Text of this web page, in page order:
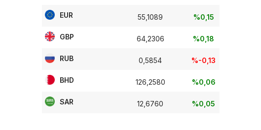
EUR 55,1089 %0,15
GBP 64,2306 %0,18
RUB 0,5854 %-0,13
BHD 126,2580 %0,06
SAR 12,6760 %0,05